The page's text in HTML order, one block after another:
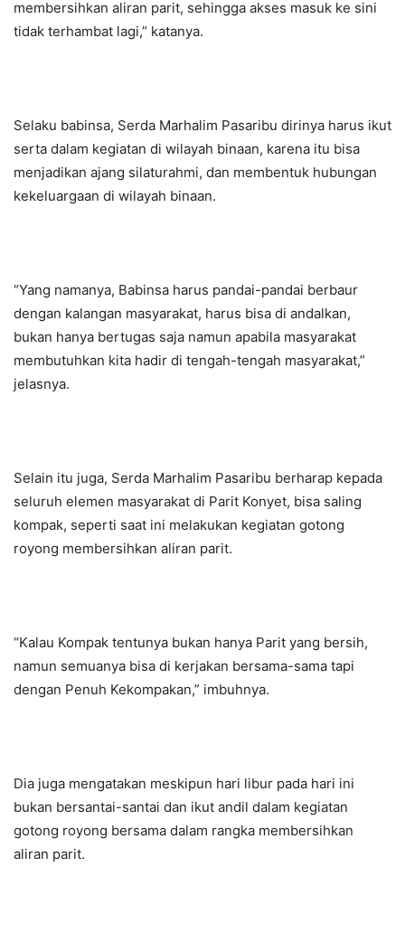
membersihkan aliran parit, sehingga akses masuk ke sini
tidak terhambat lagi,” katanya.
Selaku babinsa, Serda Marhalim Pasaribu dirinya harus ikut
serta dalam kegiatan di wilayah binaan, karena itu bisa
menjadikan ajang silaturahmi, dan membentuk hubungan
kekeluargaan di wilayah binaan.
“Yang namanya, Babinsa harus pandai-pandai berbaur
dengan kalangan masyarakat, harus bisa di andalkan,
bukan hanya bertugas saja namun apabila masyarakat
membutuhkan kita hadir di tengah-tengah masyarakat,”
jelasnya.
Selain itu juga, Serda Marhalim Pasaribu berharap kepada
seluruh elemen masyarakat di Parit Konyet, bisa saling
kompak, seperti saat ini melakukan kegiatan gotong
royong membersihkan aliran parit.
“Kalau Kompak tentunya bukan hanya Parit yang bersih,
namun semuanya bisa di kerjakan bersama-sama tapi
dengan Penuh Kekompakan,” imbuhnya.
Dia juga mengatakan meskipun hari libur pada hari ini
bukan bersantai-santai dan ikut andil dalam kegiatan
gotong royong bersama dalam rangka membersihkan
aliran parit.